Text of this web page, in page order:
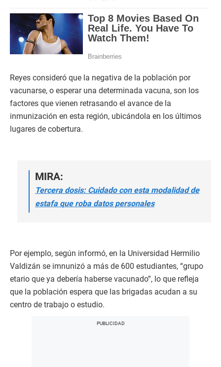
Reyes consideró que la negativa de la población por
vacunarse, o esperar una determinada vacuna, son los
factores que vienen retrasando el avance de la
inmunización en esta región, ubicándola en los últimos
lugares de cobertura.
MIRA:
Tercera dosis: Cuidado con esta modalidad de
estafa que roba datos personales
Por ejemplo, según informó, en la Universidad Hermilio
Valdizán se imnunizó a más de 600 estudiantes, “grupo
etario que ya debería haberse vacunado”, lo que refleja
que la población espera que las brigadas acudan a su
centro de trabajo o estudio.